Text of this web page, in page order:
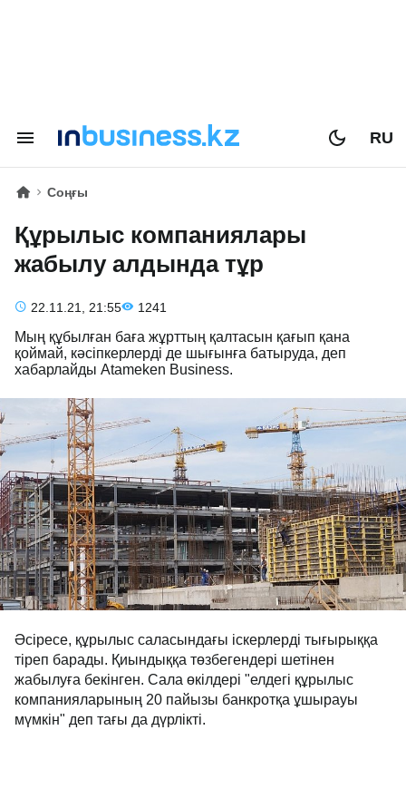
RU
Соңғы
Құрылыс компаниялары
жабылу алдында тұр
22.11.21, 21:55 1241
Мың құбылған баға жұрттың қалтасын қағып қана
қоймай, кәсіпкерлерді де шығынға батыруда, деп
хабарлайды Atameken Business.
Әсіресе, құрылыс саласындағы іскерлерді тығырыққа
тіреп барады. Қиындыққа төзбегендері шетінен
жабылуға бекінген. Сала өкілдері "елдегі құрылыс
компанияларының 20 пайызы банкротқа ұшырауы
мүмкін" деп тағы да дүрлікті.